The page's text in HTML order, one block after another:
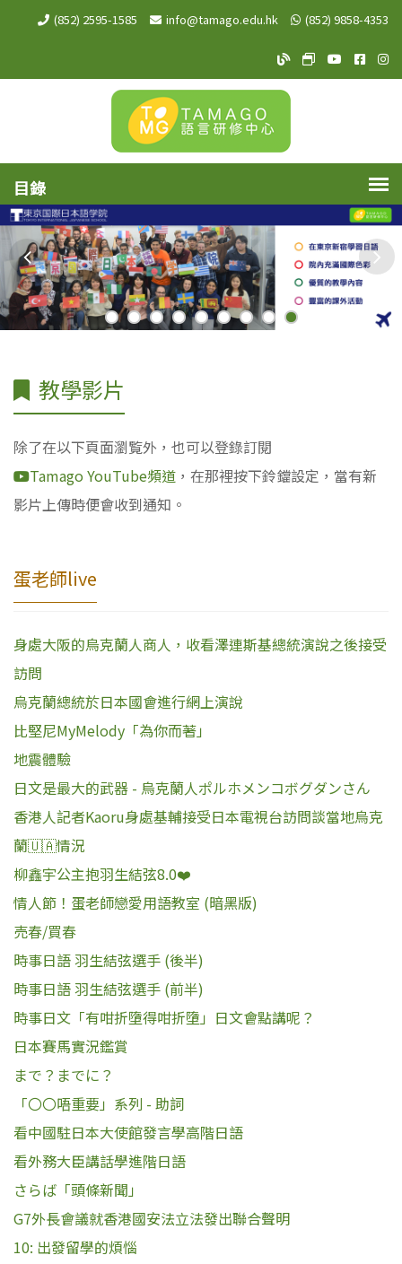
(852) 2595-1585 info@tamago.edu.hk (852) 9858-4353
TAMAGO Blog
TAMAGO MeWe
TAMAGO
教學影片
除了在以下頁面瀏覧外，也可以登錄訂閱
Tamago YouTube頻道 ，在那裡按下鈴鐺設定，當有新
影片上傳時便會收到通知。
蛋老師live
身處大阪的烏克蘭人商人，收看澤連斯基總統演說之後接受
訪問
烏克蘭總統於日本國會進行網上演說
比堅尼MyMelody「為你而著」
地震體驗
日文是最大的武器 - 烏克蘭人ポルホメンコボグダンさん
香港人記者Kaoru身處基輔接受日本電視台訪問談當地烏克
蘭🇺🇦情況
柳鑫宇公主抱羽生結弦8.0❤️
情人節！蛋老師戀愛用語教室 (暗黑版)
売春/買春
時事日語 羽生結弦選手 (後半)
時事日語 羽生結弦選手 (前半)
時事日文「有咁折墮得咁折墮」日文會點講呢？
日本賽馬實況鑑賞
まで？までに？
「〇〇唔重要」系列 - 助詞
看中國駐日本大使館發言學高階日語
看外務大臣講話學進階日語
さらば​「頭條新聞​」
G7外長會議就香港​國安法立法發出聯合聲明
10: 出發留學的煩惱